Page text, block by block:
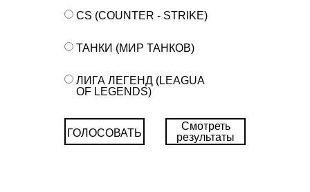
CS (COUNTER - STRIKE)
ТАНКИ (МИР ТАНКОВ)
ЛИГА ЛЕГЕНД (LEAGUA
OF LEGENDS)
ГОЛОСОВАТЬ
Смотреть
результаты